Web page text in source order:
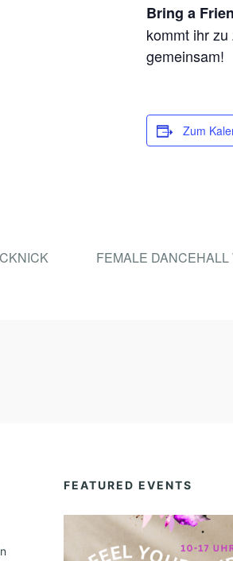
Bring a
kommt ihr
gemeinsam!
Zum
FEMALE
FEATURED EVENTS